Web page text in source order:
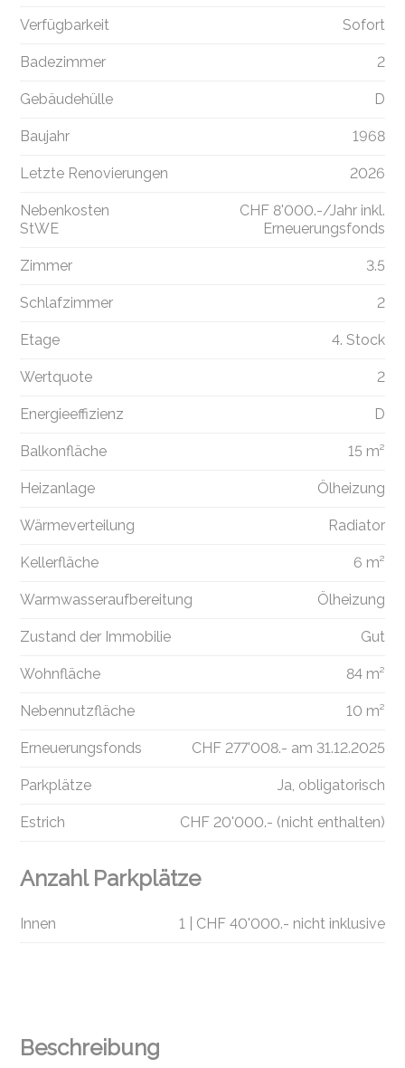
Beschreibung
Verfügbarkeit Sofort
Badezimmer 2
Gebäudehülle D
Baujahr 1968
Letzte Renovierungen 2026
Nebenkosten
StWE
CHF 8'000.-/Jahr inkl.
Erneuerungsfonds
Zimmer 3.5
Schlafzimmer 2
Etage 4. Stock
Wertquote 2
Energieeffizienz D
Balkonfläche 15 m²
Heizanlage Ölheizung
Wärmeverteilung Radiator
Kellerfläche 6 m²
Warmwasseraufbereitung Ölheizung
Zustand der Immobilie Gut
Wohnfläche 84 m²
Nebennutzfläche 10 m²
Erneuerungsfonds CHF 277'008.- am 31.12.2025
Parkplätze Ja, obligatorisch
Estrich CHF 20'000.- (nicht enthalten)
Anzahl Parkplätze
Innen 1 | CHF 40'000.- nicht inklusive